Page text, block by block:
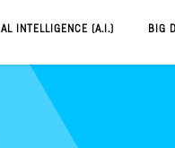
INTELLIGENCE (A.I.) BIG